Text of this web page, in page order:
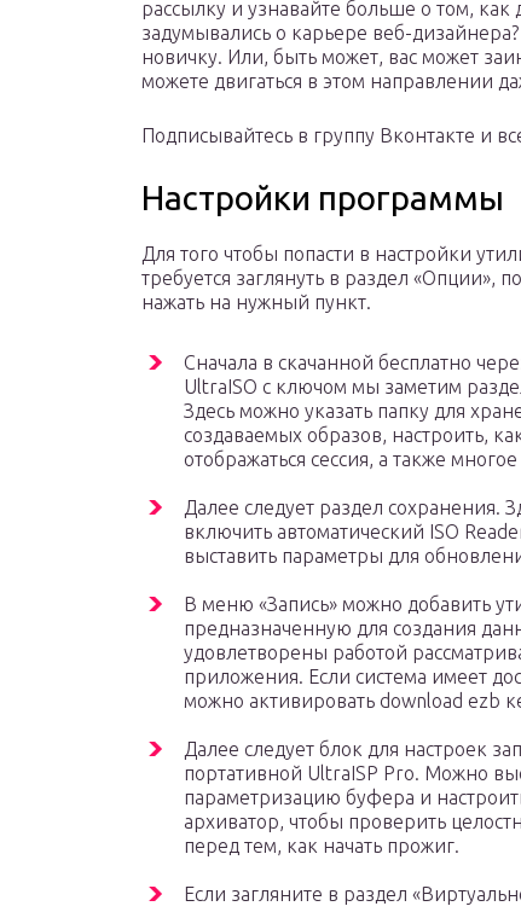
рассылку и узнавайте больше о том,
задумывались о карьере веб-
новичку. Или, быть может, вас может
можете двигаться в этом направлении
Подписывайтесь в группу Вконтакте и
Настройки программы
Для того чтобы попасти в настройки
требуется заглянуть в раздел «Опции»,
нажать на нужный пункт.
Сначала в скачанной бесплатно
UltraISO с ключом мы заметим
Здесь можно указать папку для
создаваемых образов, настроить,
отображаться сессия, а также
Далее следует раздел сохранения.
включить автоматический ISO
выставить параметры для
В меню «Запись» можно добавить
предназначенную для создания
удовлетворены работой
приложения. Если система имеет
можно активировать download ezb
Далее следует блок для настроек
портативной UltraISP Pro. Можно
параметризацию буфера и
архиватор, чтобы проверить
перед тем, как начать прожиг.
Если загляните в раздел